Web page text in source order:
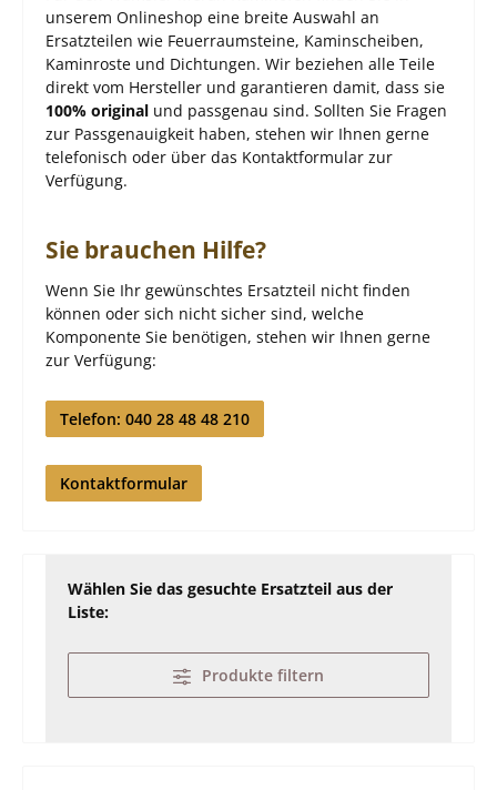
unserem Onlineshop eine breite Auswahl an
Ersatzteilen wie Feuerraumsteine, Kaminscheiben,
Kaminroste und Dichtungen. Wir beziehen alle Teile
direkt vom Hersteller und garantieren damit, dass sie
100% original und passgenau sind. Sollten Sie Fragen
zur Passgenauigkeit haben, stehen wir Ihnen gerne
telefonisch oder über das Kontaktformular zur
Verfügung.
Sie brauchen Hilfe?
Wenn Sie Ihr gewünschtes Ersatzteil nicht finden
können oder sich nicht sicher sind, welche
Komponente Sie benötigen, stehen wir Ihnen gerne
zur Verfügung:
Telefon: 040 28 48 48 210
Kontaktformular
Wählen Sie das gesuchte Ersatzteil aus der
Liste:
Produkte filtern